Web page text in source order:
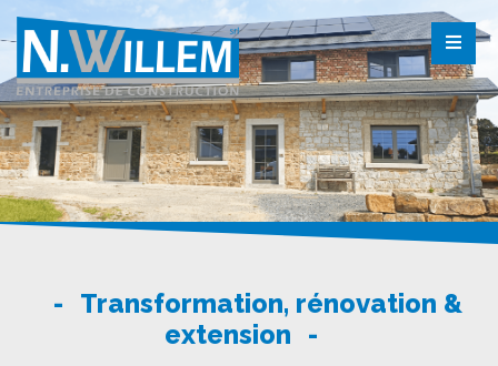
Transformation, rénovation &
extension